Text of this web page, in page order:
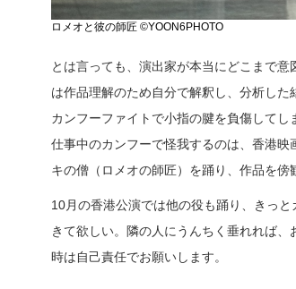
ロメオと彼の師匠 ©YOON6PHOTO
とは言っても、演出家が本当にどこまで
は作品理解のため自分で解釈し、分析し
カンフーファイトで小指の腱を負傷してし
仕事中のカンフーで怪我するのは、香港
キの僧（ロメオの師匠）を踊り、作品を傍
10月の香港公演では他の役も踊り、きっ
きて欲しい。隣の人にうんちく垂れれば
時は自己責任でお願いします。